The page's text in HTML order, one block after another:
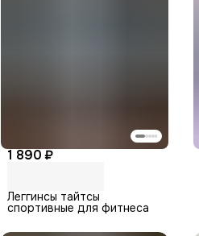
1 890 ₽
Леггинсы тайтсы
спортивные для фитнеса